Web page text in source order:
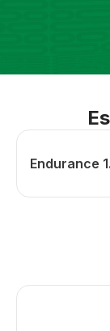
Endurance